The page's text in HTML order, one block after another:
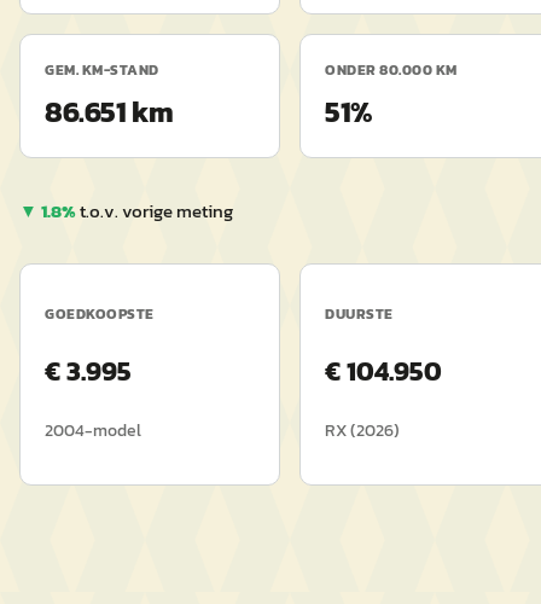
GEM. KM-STAND
86.651 km
ONDER 80.000 KM
51%
▼ 1.8%t.o.v. vorige meting
GOEDKOOPSTE
€3.995
2004-model
DUURSTE
€104.950
RX(2026)